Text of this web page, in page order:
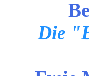
Die